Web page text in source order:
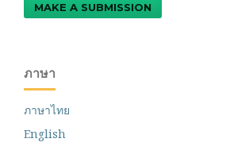
MAKE A SUBMISSION
ภาษา
ภาษาไทย
English